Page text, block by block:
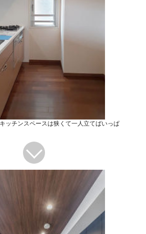
ッチンスペースは狭くて一人立てばいっぱ